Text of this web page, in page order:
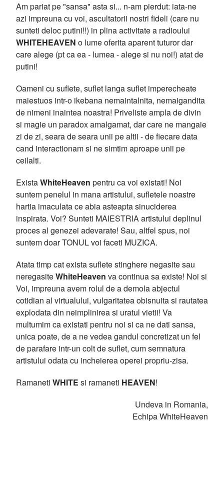
Am pariat pe "sansa" asta si... n-am pierdut: iata-ne
azi impreuna cu voi, ascultatorii nostri fideli (care nu
sunteti deloc putini!!) in plina activitate a radioului
WHITEHEAVEN o lume oferita aparent tuturor dar
care alege (pt ca ea - lumea - alege si nu noi!) atat de
putini!
Oameni cu suflete, suflet langa suflet imperecheate
maiestuos intr-o ikebana nemaintalnita, nemaigandita
de nimeni inaintea noastra! Priveliste ampla de divin
si magie un paradox amalgamat, dar care ne mangaie
zi de zi, seara de seara unii pe altii - de fiecare data
cand interactionam si ne simtim aproape unii pe
ceilalti.
ExistaWhiteHeaven pentru ca voi existati! Noi
suntem penelul in mana artistului, sufletele noastre
hartia imaculata ce abia asteapta sinuciderea
inspirata. Voi? Sunteti MAIESTRIA artistului deplinul
proces al genezei adevarate! Sau, altfel spus, noi
suntem doar TONUL voi faceti MUZICA.
Atata timp cat exista suflete stinghere negasite sau
neregasiteWhiteHeaven va continua sa existe! Noi si
Voi, impreuna avem rolul de a demola abjectul
cotidian al virtualului, vulgaritatea obisnuita si rautatea
explodata din neimplinirea si uratul vietii! Va
multumim ca existati pentru noi si ca ne dati sansa,
unica poate, de a ne vedea gandul concretizat un fel
de parafare intr-un colt de suflet, cum semnatura
artistului odata cu incheierea operei propriu-zisa.
Ramaneti WHITE si ramaneti HEAVEN!
Undeva in Romania,
Echipa WhiteHeaven